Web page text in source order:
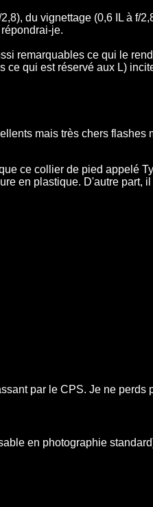
du vignettage (0,6 IL à f/
je.
remarquables ce qui le
ce qui est réservé aux L)
mais très chers flashes
ce collier de pied appelé
en plastique. D'autre part,
par le CPS. Je ne perds
en photographie